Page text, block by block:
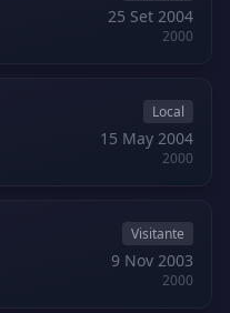
25 Set 2004
2000
Local
15 May 2004
2000
Visitante
9 Nov 2003
2000